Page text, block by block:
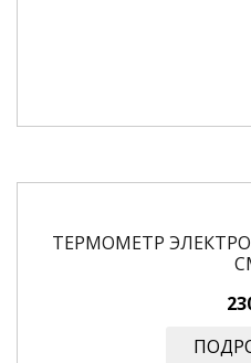
ТЕРМОМЕТР